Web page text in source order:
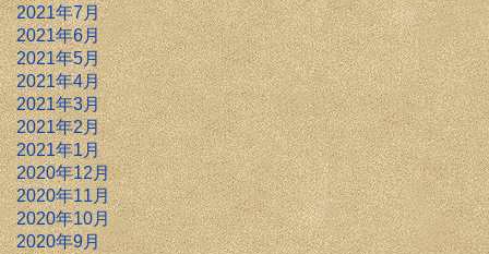
2021年7月
2021年6月
2021年5月
2021年4月
2021年3月
2021年2月
2021年1月
2020年12月
2020年11月
2020年10月
2020年9月